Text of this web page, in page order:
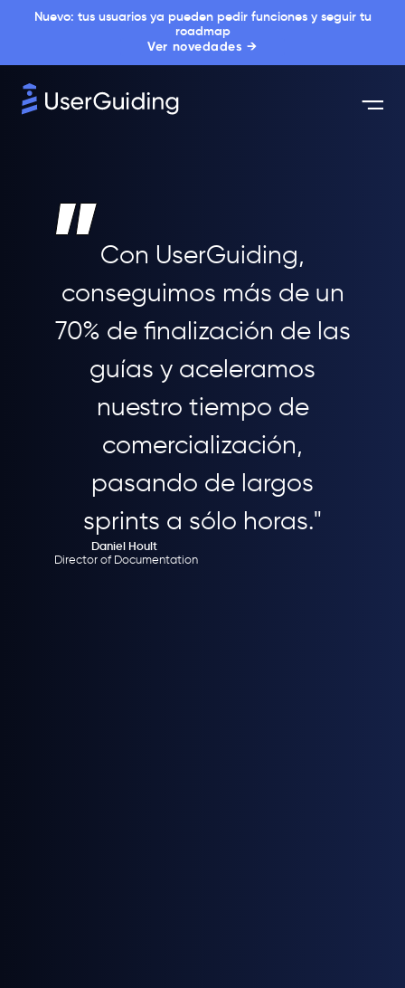
Nuevo: tus usuarios ya pueden pedir funciones y seguir tu
roadmap
Ver novedades →
Con UserGuiding,
conseguimos más de un
70% de finalización de las
guías y aceleramos
nuestro tiempo de
comercialización,
pasando de largos
sprints a sólo horas."
Daniel Hoult
Director of Documentation